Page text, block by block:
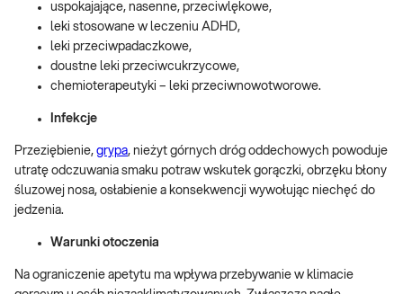
uspokajające, nasenne, przeciwlękowe,
leki stosowane w leczeniu ADHD,
leki przeciwpadaczkowe,
doustne leki przeciwcukrzycowe,
chemioterapeutyki – leki przeciwnowotworowe.
Infekcje
Przeziębienie, grypa, nieżyt górnych dróg oddechowych powoduje
utratę odczuwania smaku potraw wskutek gorączki, obrzęku błony
śluzowej nosa, osłabienie a konsekwencji wywołując niechęć do
jedzenia.
Warunki otoczenia
Na ograniczenie apetytu ma wpływa przebywanie w klimacie